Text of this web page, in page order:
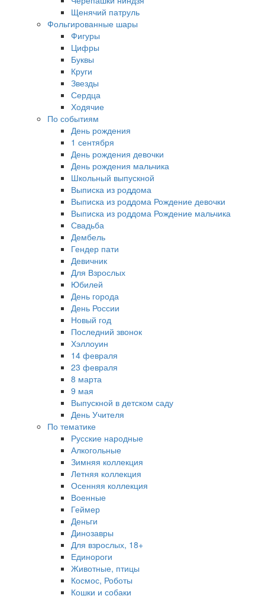
Щенячий патруль
Фольгированные шары
Фигуры
Цифры
Буквы
Круги
Звезды
Сердца
Ходячие
По событиям
День рождения
1 сентября
День рождения девочки
День рождения мальчика
Школьный выпускной
Выписка из роддома
Выписка из роддома Рождение девочки
Выписка из роддома Рождение мальчика
Свадьба
Дембель
Гендер пати
Девичник
Для Взрослых
Юбилей
День города
День России
Новый год
Последний звонок
Хэллоуин
14 февраля
23 февраля
8 марта
9 мая
Выпускной в детском саду
День Учителя
По тематике
Русские народные
Алкогольные
Зимняя коллекция
Летняя коллекция
Осенняя коллекция
Военные
Геймер
Деньги
Динозавры
Для взрослых, 18+
Единороги
Животные, птицы
Космос, Роботы
Кошки и собаки